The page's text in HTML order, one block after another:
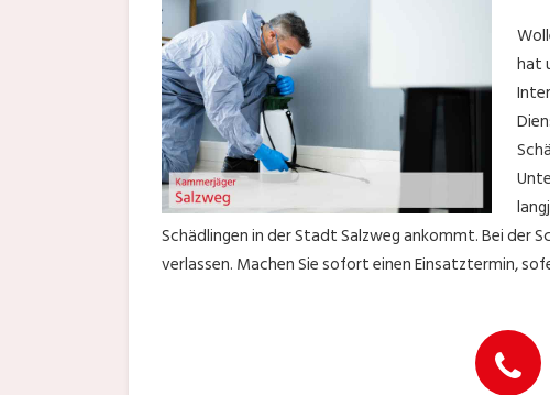
hat
Schädlingen in der Stadt Salzweg ankommt. Bei der
verlassen. Machen Sie sofort einen Einsatztermin,